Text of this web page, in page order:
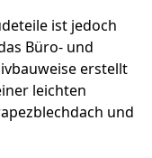
ist jedoch
Büro- und
erstellt
leichten
und